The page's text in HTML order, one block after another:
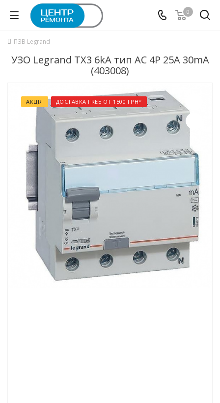
0
ПЗВ Legrand
УЗО Legrand TX3 6kA тип АC 4P 25А 30mA
(403008)
АКЦІЯ ДОСТАВКА FREE ОТ 1500 ГРН*